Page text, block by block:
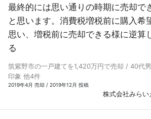
最終的には思い通りの時期に売却で
と思います。消費税増税前に購入希
思い、増税前に売却できる様に逆算
る
筑紫野市の一戸建てを1,420万円で売却 / 40代
印象 他4件
2019年4月 売却 / 2019年12月 投稿
株式会社みら